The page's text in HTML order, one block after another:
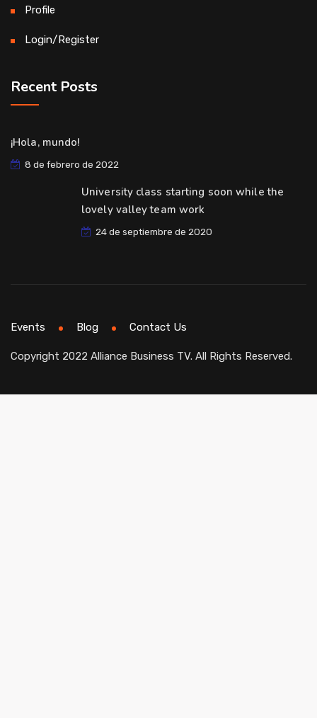
Profile
Login/Register
Recent Posts
¡Hola, mundo!
8 de febrero de 2022
University class starting soon while the
lovely valley team work
24 de septiembre de 2020
Copyright 2022 Alliance Business TV. All Rights Reserved.
Events Blog Contact Us